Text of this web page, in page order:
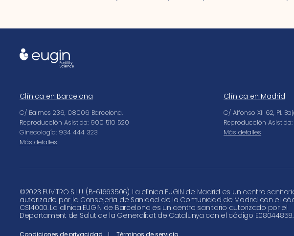
Clínica en Barcelona
C/ Balmes 236, 08006 Barcelona.
Reproducción Asistida: 900 510 520
Ginecología: 934 444 323
Más detalles
Clínica en Madrid
C/ Alfonso XII 62, Pl.
Reproducción
Más detalles
©2023 EUVITRO S.L.U. (B-61663506). La clínica EUGIN de Madrid es un centro
autorizado por la Consejería de Sanidad de la Comunidad de Madrid con el
CS14000. La clínica EUGIN de Barcelona es un centro sanitario autorizado por el
Departament de Salut de la Generalitat de Catalunya con el código E08044858.
Condiciones de privacidad Términos de servicio